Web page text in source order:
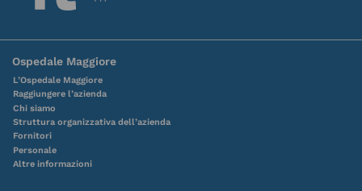
Ospedale Maggiore
L’Ospedale Maggiore
Raggiungere l’azienda
Chi siamo
Struttura organizzativa dell’azienda
Fornitori
Personale
Altre informazioni